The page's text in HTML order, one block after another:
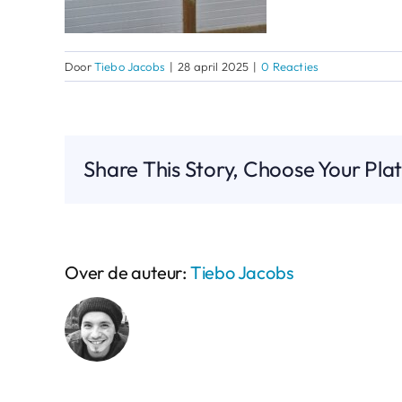
DoorTiebo Jacobs | 28 april 2025 | 0 Reacties
Share This Story, Choose Your
Over de auteur: Tiebo Jacobs